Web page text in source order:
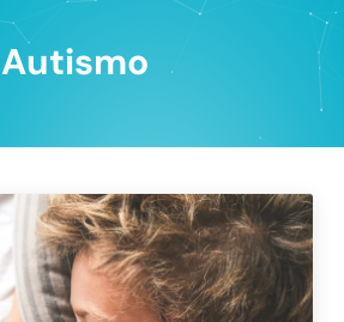
Autismo